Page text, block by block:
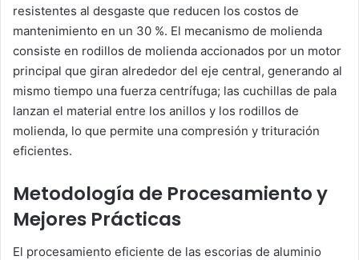
resistentes al desgaste que reducen los costos de
mantenimiento en un 30 %. El mecanismo de molienda
consiste en rodillos de molienda accionados por un motor
principal que giran alrededor del eje central, generando al
mismo tiempo una fuerza centrífuga; las cuchillas de pala
lanzan el material entre los anillos y los rodillos de
molienda, lo que permite una compresión y trituración
eficientes.
Metodología de Procesamiento y
Mejores Prácticas
El procesamiento eficiente de las escorias de aluminio